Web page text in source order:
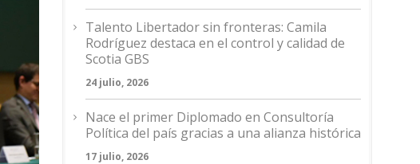
Talento Libertador sin fronteras: Camila
Rodríguez destaca en el control y calidad de
Scotia GBS
24 julio, 2026
Nace el primer Diplomado en Consultoría
Política del país gracias a una alianza histórica
17 julio, 2026